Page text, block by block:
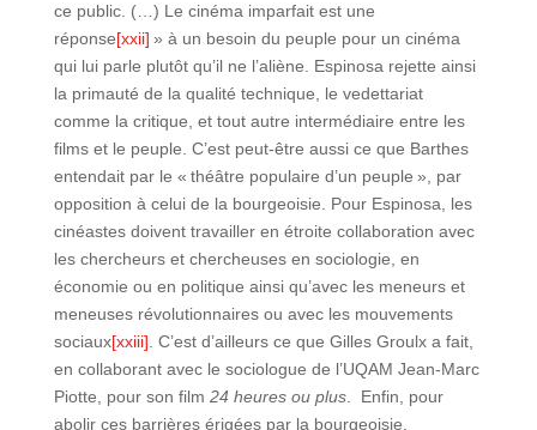
ce public. (…) Le cinéma imparfait est une
réponse[xxii] » à un besoin du peuple pour un cinéma
qui lui parle plutôt qu’il ne l’aliène. Espinosa rejette ainsi
la primauté de la qualité technique, le vedettariat
comme la critique, et tout autre intermédiaire entre les
films et le peuple. C’est peut-être aussi ce que Barthes
entendait par le « théâtre populaire d’un peuple », par
opposition à celui de la bourgeoisie. Pour Espinosa, les
cinéastes doivent travailler en étroite collaboration avec
les chercheurs et chercheuses en sociologie, en
économie ou en politique ainsi qu’avec les meneurs et
meneuses révolutionnaires ou avec les mouvements
sociaux[xxiii]. C’est d’ailleurs ce que Gilles Groulx a fait,
en collaborant avec le sociologue de l’UQAM Jean-Marc
Piotte, pour son film 24 heures ou plus. Enfin, pour
abolir ces barrières érigées par la bourgeoisie,